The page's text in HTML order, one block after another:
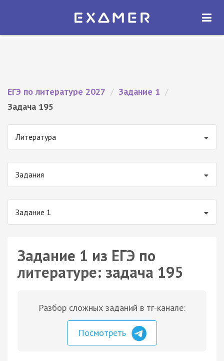
Экзамер — ЕГЭ 2027
ОТКРЫТЬ
ЕГЭ по литературе 2027 / Задание 1 /
Задача 195
Литература
Задания
Задание 1
Задание 1 из ЕГЭ по
литературе: задача 195
Разбор сложных заданий в тг-канале:
Посмотреть